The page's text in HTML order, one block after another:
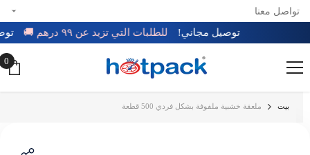
تخطي إلى المحتوى
تواصل معنا
توصيل مجاني! للطلبات التي تزيد عن ٩٩ درهم 🚚
0
0
بيت ملعقة خشبية ملفوفة بشكل فردي 500 قطعة